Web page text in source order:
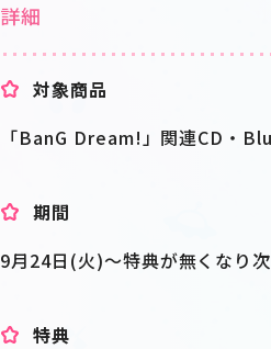
詳細
対象商品
「BanG Dream!」関連CD・
期間
9月24日(火)～特典が無くなり
特典